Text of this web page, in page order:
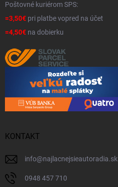
Poštovné kuriérom SPS:
=3,50€ pri platbe vopred na účet
=4,50€ na dobierku
KONTAKT
info@najlacnejsieautoradia.sk
0948 457 710